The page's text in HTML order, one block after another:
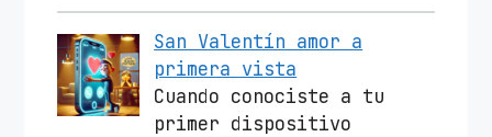
San Valentín amor a
primera vista
Cuando conociste a tu
primer dispositivo